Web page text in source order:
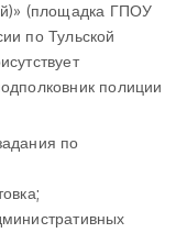
(площадка ГПОУ
по Тульской
полиции
по